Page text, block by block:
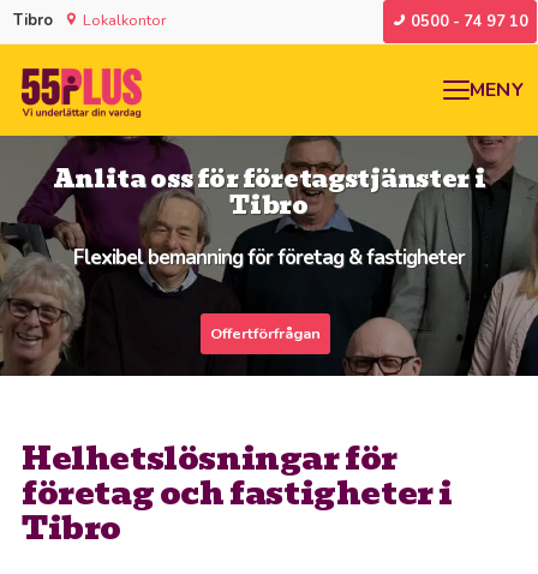
Tibro Lokalkontor 0500 - 74 97 10
MENY
Anlita oss för företagstjänster i
Tibro
Flexibel bemanning för företag & fastigheter
Offertförfrågan
Helhetslösningar för
företag och fastigheter i
Tibro